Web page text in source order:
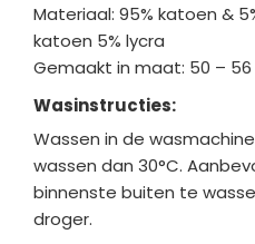
Materiaal: 95% katoen &
katoen 5% lycra
Gemaakt in maat: 50 – 56
Wasinstructies:
Wassen in de
wassen dan 30°C.
binnenste buiten te
droger.